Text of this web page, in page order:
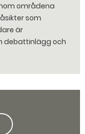
områdena
som
är
debattinlägg och